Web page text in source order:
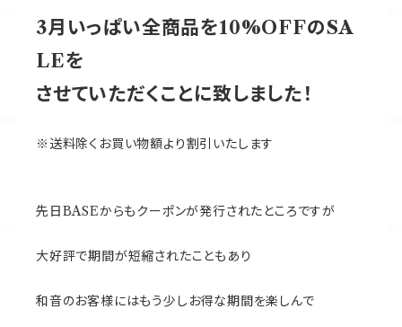
3月いっぱい全商品を10%OFFのSA
LEを
させていただくことに致しました！
※送料除くお買い物額より割引いたします
先日BASEからもクーポンが発行されたところですが
大好評で期間が短縮されたこともあり
和音のお客様にはもう少しお得な期間を楽しんで